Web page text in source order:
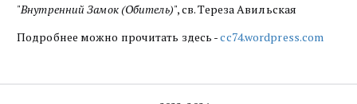
"Внутренний Замок (Обитель)", св. Тереза Авильская
Подробнее можно прочитать здесь -cc74.wordpress.com